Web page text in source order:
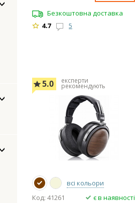
Безкоштовна доставка
4.7
5
5.0 експерти
рекомендують
всі кольори
Код: 41261
є в наявності